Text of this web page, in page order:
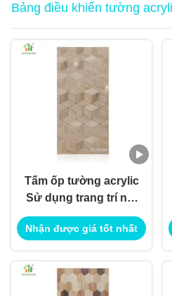
Bảng điều khiển tường
Tấm ốp tường acrylic
Sử dụng trang trí nội
thất ngoại thất để sử
dụng ứng dụng xây
Nhận được giá tốt nhất